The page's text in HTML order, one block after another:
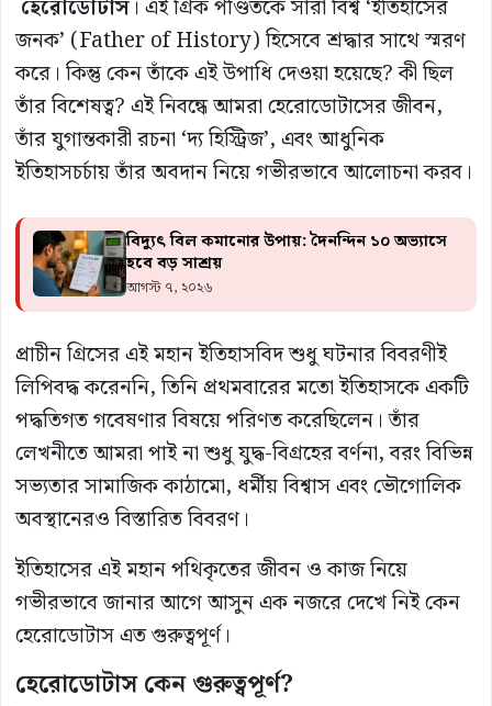
হেরোডোটাস। এই গ্রিক পণ্ডিতকে সারা বিশ্ব ‘ইতিহাসের
জনক’ (Father of History) হিসেবে শ্রদ্ধার সাথে স্মরণ
করে। কিন্তু কেন তাঁকে এই উপাধি দেওয়া হয়েছে? কী ছিল
তাঁর বিশেষত্ব? এই নিবন্ধে আমরা হেরোডোটাসের জীবন,
তাঁর যুগান্তকারী রচনা ‘দ্য হিস্ট্রিজ’, এবং আধুনিক
ইতিহাসচর্চায় তাঁর অবদান নিয়ে গভীরভাবে আলোচনা করব।
বিদ্যুৎ বিল কমানোর উপায়: দৈনন্দিন ১০ অভ্যাসে
হবে বড় সাশ্রয়
আগস্ট ৭, ২০২৬
প্রাচীন গ্রিসের এই মহান ইতিহাসবিদ শুধু ঘটনার বিবরণীই
লিপিবদ্ধ করেননি, তিনি প্রথমবারের মতো ইতিহাসকে একটি
পদ্ধতিগত গবেষণার বিষয়ে পরিণত করেছিলেন। তাঁর
লেখনীতে আমরা পাই না শুধু যুদ্ধ-বিগ্রহের বর্ণনা, বরং বিভিন্ন
সভ্যতার সামাজিক কাঠামো, ধর্মীয় বিশ্বাস এবং ভৌগোলিক
অবস্থানেরও বিস্তারিত বিবরণ।
ইতিহাসের এই মহান পথিকৃতের জীবন ও কাজ নিয়ে
গভীরভাবে জানার আগে আসুন এক নজরে দেখে নিই কেন
হেরোডোটাস এত গুরুত্বপূর্ণ।
হেরোডোটাস কেন গুরুত্বপূর্ণ?